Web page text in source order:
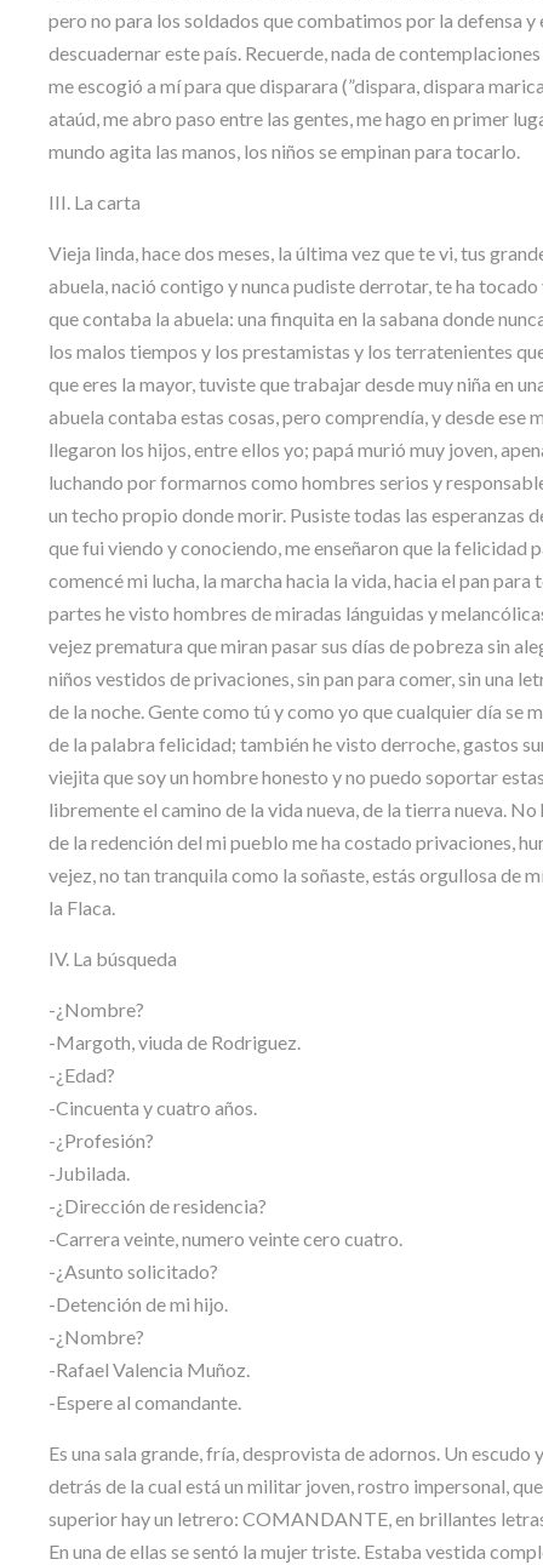
pero no para los soldados que combatimos por la defensa
descuadernar este país. Recuerde, nada de
me escogió a mí para que disparara (”dispara, dispara
ataúd, me abro paso entre las gentes, me hago en primer
mundo agita las manos, los niños se empinan para tocarlo.
III. La carta
Vieja linda, hace dos meses, la última vez que te vi, tus
abuela, nació contigo y nunca pudiste derrotar, te ha
que contaba la abuela: una finquita en la sabana donde
los malos tiempos y los prestamistas y los terratenientes
que eres la mayor, tuviste que trabajar desde muy niña en
abuela contaba estas cosas, pero comprendía, y desde
llegaron los hijos, entre ellos yo; papá murió muy joven,
luchando por formarnos como hombres serios y
un techo propio donde morir. Pusiste todas las esperanzas
que fui viendo y conociendo, me enseñaron que la felicidad
comencé mi lucha, la marcha hacia la vida, hacia el pan
partes he visto hombres de miradas lánguidas y
vejez prematura que miran pasar sus días de pobreza sin
niños vestidos de privaciones, sin pan para comer, sin una
de la noche. Gente como tú y como yo que cualquier día se
de la palabra felicidad; también he visto derroche, gastos
viejita que soy un hombre honesto y no puedo soportar
libremente el camino de la vida nueva, de la tierra nueva.
de la redención del mi pueblo me ha costado privaciones,
vejez, no tan tranquila como la soñaste, estás orgullosa de
la Flaca.
IV. La búsqueda
-¿Nombre?
-Margoth, viuda de Rodriguez.
-¿Edad?
-Cincuenta y cuatro años.
-¿Profesión?
-Jubilada.
-¿Dirección de residencia?
-Carrera veinte, numero veinte cero cuatro.
-¿Asunto solicitado?
-Detención de mi hijo.
-¿Nombre?
-Rafael Valencia Muñoz.
-Espere al comandante.
Es una sala grande, fría, desprovista de adornos. Un
detrás de la cual está un militar joven, rostro impersonal,
superior hay un letrero: COMANDANTE, en brillantes
En una de ellas se sentó la mujer triste. Estaba vestida